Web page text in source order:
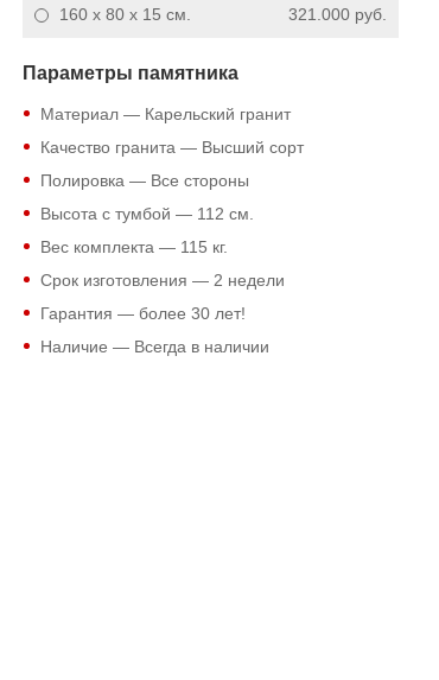
321.000 руб.
160 x 80 x 15 см.
Параметры памятника
Материал — Карельский гранит
Качество гранита — Высший сорт
Полировка — Все стороны
Высота с тумбой — 112 см.
Вес комплекта — 115 кг.
Срок изготовления — 2 недели
Гарантия — более 30 лет!
Наличие — Всегда в наличии